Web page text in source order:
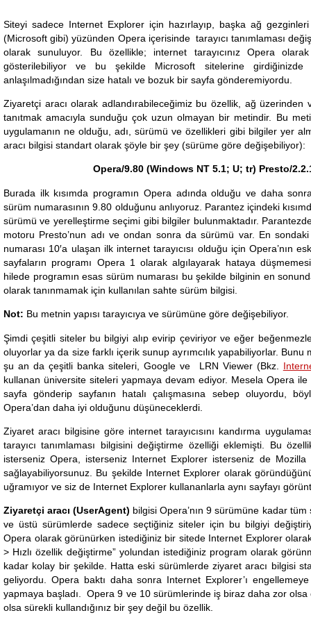
Siteyi sadece Internet Explorer için hazırlayıp, başka ağ
(Microsoft gibi) yüzünden Opera içerisinde tarayıcı tanımlaması
olarak sunuluyor. Bu özellikle; internet tarayıcınız Opera
gösterilebiliyor ve bu şekilde Microsoft sitelerine girdiğinizde
anlaşılmadığından size hatalı ve bozuk bir sayfa gönderemiyordu.
Ziyaretçi aracı olarak adlandırabileceğimiz bu özellik, ağ üzerinden
tanıtmak amacıyla sunduğu çok uzun olmayan bir metindir. Bu
uygulamanın ne olduğu, adı, sürümü ve özellikleri gibi bilgiler yer
aracı bilgisi standart olarak şöyle bir şey (sürüme göre değişebiliyor):
Opera/9.80 (Windows NT 5.1; U; tr) Presto/
Burada ilk kısımda programın Opera adında olduğu ve daha
sürüm numarasının 9.80 olduğunu anlıyoruz. Parantez içindeki
sürümü ve yerelleştirme seçimi gibi bilgiler bulunmaktadır.
motoru Presto’nun adı ve ondan sonra da sürümü var. En
numarası 10′a ulaşan ilk internet tarayıcısı olduğu için Opera’nın
sayfaların programı Opera 1 olarak algılayarak hataya
hilede programın esas sürüm numarası bu şekilde bilginin en
olarak tanınmamak için kullanılan sahte sürüm bilgisi.
Not: Bu metnin yapısı tarayıcıya ve sürümüne göre değişebiliyor.
Şimdi çeşitli siteler bu bilgiyi alıp evirip çeviriyor ve eğer
oluyorlar ya da size farklı içerik sunup ayrımcılık yapabiliyorlar.
şu an da çeşitli banka siteleri, Google ve LRN Viewer (Bkz.
kullanan üniversite siteleri yapmaya devam ediyor. Mesela Opera
sayfa gönderip sayfanın hatalı çalışmasına sebep oluyordu,
Opera’dan daha iyi olduğunu düşüneceklerdi.
Ziyaret aracı bilgisine göre internet tarayıcısını kandırma
tarayıcı tanımlaması bilgisini değiştirme özelliği eklemişti. Bu
isterseniz Opera, isterseniz Internet Explorer isterseniz de
sağlayabiliyorsunuz. Bu şekilde Internet Explorer olarak
uğramıyor ve siz de Internet Explorer kullananlarla aynı sayfayı
Ziyaretçi aracı (UserAgent) bilgisi Opera’nın 9 sürümüne kadar
ve üstü sürümlerde sadece seçtiğiniz siteler için bu bilgiyi
Opera olarak görünürken istediğiniz bir sitede Internet Explorer
> Hızlı özellik değiştirme” yolundan istediğiniz program olarak
kadar kolay bir şekilde. Hatta eski sürümlerde ziyaret aracı bilgisi
geliyordu. Opera baktı daha sonra Internet Explorer’ı
yapmaya başladı. Opera 9 ve 10 sürümlerinde iş biraz daha zor
olsa sürekli kullandığınız bir şey değil bu özellik.